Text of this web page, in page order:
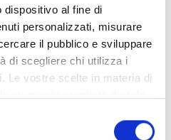
al fine di
personalizzati, misurare
il pubblico e sviluppare
di scegliere chi utilizza i
Le vostre scelte in materia di
consenso in qualsiasi
specializzarsi
competenze che si
per la tua agenzia,
ideale e implementando